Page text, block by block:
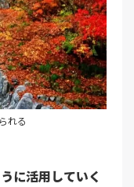
れる
に活用していく